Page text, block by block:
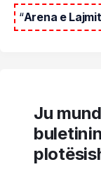
“Arena e Lajmit
Ju